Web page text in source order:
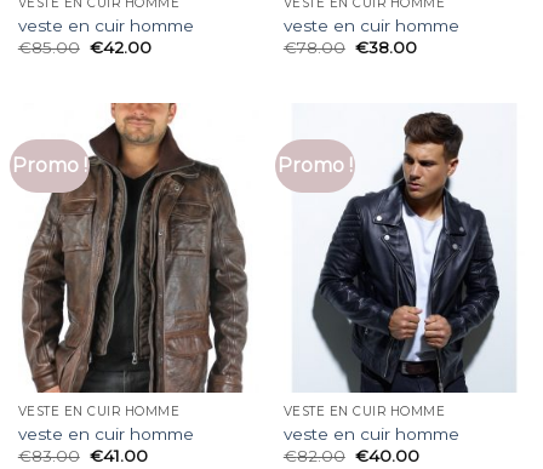
VESTE EN CUIR HOMME
veste en cuir homme
€85.00 €42.00
VESTE EN CUIR HOMME
veste en cuir homme
€78.00 €38.00
Promo !
VESTE EN CUIR HOMME
veste en cuir homme
€83.00 €41.00
Promo !
VESTE EN CUIR HOMME
veste en cuir homme
€82.00 €40.00